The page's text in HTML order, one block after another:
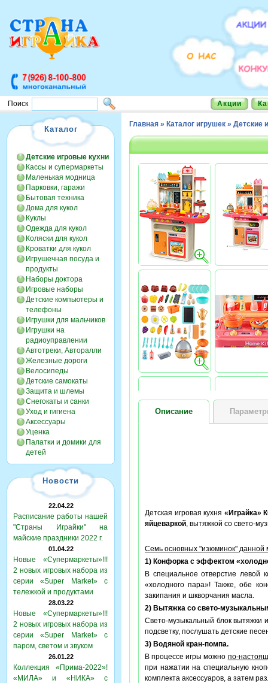
Поиск Акции
Каталог
Детские игровые кухни
Кассы и супермаркеты
Маленькая модница
Парковки, гаражи
Бытовая техника
Дома для кукол
Куклы
Одежда для кукол
Коляски для кукол
Кроватки для кукол
Игрушечная посуда и
продукты
Наборы доктора
Игровые наборы
Детские компьютеры и
телефоны
Игрушки для мальчиков
Игрушки на
радиоуправлении
Автотреки, Авторалли
Железные дороги
Велосипеды
Детские самокаты
Защита и шлемы
Снегокаты и санки
Уход и гигиена
Аксессуары
Уценка
Палатки и домики для
детей
Новости
22.04.22
Расписание работы нашей
"Страны Играйки" на
майские праздники 2022 г.
01.04.22
Новые «Супермаркеты»!!!
2 новых игровых набора из
серии «Super Market» с
тележкой и продуктами
28.03.22
Новые «Супермаркеты»!!!
2 новых игровых набора из
серии «Super Market» с
паром, светом и звуком
26.01.22
Коллекция «Прима-2022»!
«МИЛА» и «НИКА» с
Главная » Каталог игрушек » Детские
Описание
Детская игровая кухня «Играйка»
яйцеваркой, вытяжкой со свето-
Семь основных "изюминок" данной
1) Конфорка с эффектом
В специальное отверстие левой
«холодного пара»! Также, обе
закипания и шкворчания масла.
2) Вытяжка со свето-
Свето-музыкальный блок вытяжки
подсветку, послушать детские
3) Водяной кран-помпа.
В процессе игры можно по-
при нажатии на специальную
комплекта аксессуаров, а затем